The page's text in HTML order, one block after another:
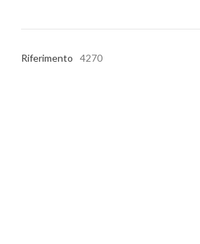
Riferimento 4270